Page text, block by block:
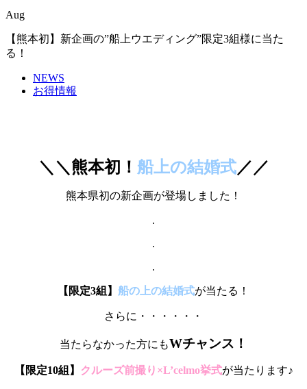
Aug
【熊本初】新企画の”船上ウエディング”限定3組様に当た
る！
NEWS
お得情報
＼＼熊本初！ 船上の結婚式／／
熊本県初の新企画が登場しました！
.
.
.
【限定3組】 船の上の結婚式が当たる！
さらに・・・・・・
当たらなかった方にもWチャンス！
【限定10組】 クルーズ前撮り×L’celmo挙式が当たります♪